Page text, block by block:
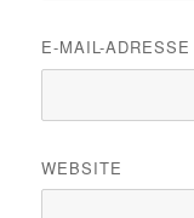
E-MAIL-ADRESSE
WEBSITE